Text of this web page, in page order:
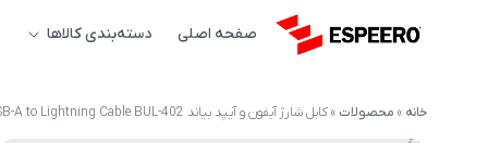
صفحه اصلی دسته‌بندی کالاها
خانه » محصولات»کابل شارژ آیفون و آیپد بیاند USB-A to Lightning Cable BUL-402